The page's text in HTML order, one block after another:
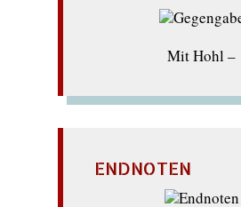
Mit Hohl –
ENDNOTEN